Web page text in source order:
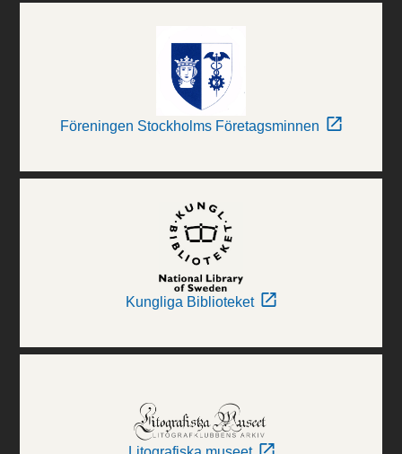
Föreningen Stockholms Företagsminnen
Kungliga Biblioteket